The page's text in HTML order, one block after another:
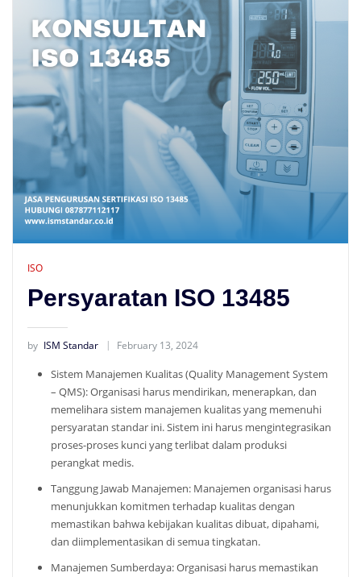
ISO
Persyaratan ISO 13485
by ISM Standar February 13, 2024
Sistem Manajemen Kualitas (Quality Management System
– QMS): Organisasi harus mendirikan, menerapkan, dan
memelihara sistem manajemen kualitas yang memenuhi
persyaratan standar ini. Sistem ini harus mengintegrasikan
proses-proses kunci yang terlibat dalam produksi
perangkat medis.
Tanggung Jawab Manajemen: Manajemen organisasi harus
menunjukkan komitmen terhadap kualitas dengan
memastikan bahwa kebijakan kualitas dibuat, dipahami,
dan diimplementasikan di semua tingkatan.
Manajemen Sumberdaya: Organisasi harus memastikan